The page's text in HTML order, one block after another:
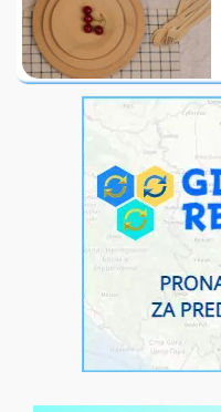
Finansiranje
O nama